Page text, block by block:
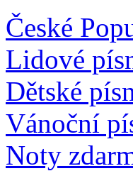
České
Lidové
Dětské
Vánoční
Noty